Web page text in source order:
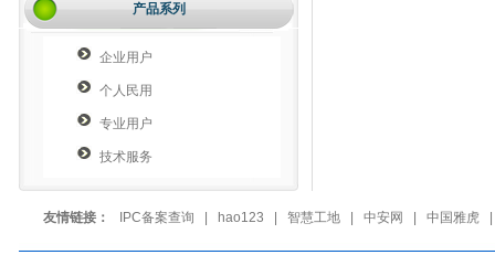
产品系列
企业用户
个人民用
专业用户
技术服务
友情链接： IPC备案查询 hao123 智慧工地 中安网 中国雅虎